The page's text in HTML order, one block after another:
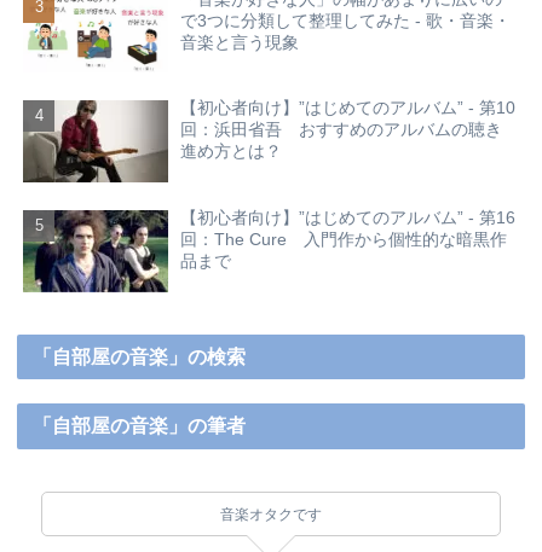
で3つに分類して整理してみた - 歌・音楽・
音楽と言う現象
【初心者向け】”はじめてのアルバム” - 第10
回：浜田省吾 おすすめのアルバムの聴き
進め方とは？
【初心者向け】”はじめてのアルバム” - 第16
回：The Cure 入門作から個性的な暗黒作
品まで
「自部屋の音楽」の検索
「自部屋の音楽」の筆者
音楽オタクです